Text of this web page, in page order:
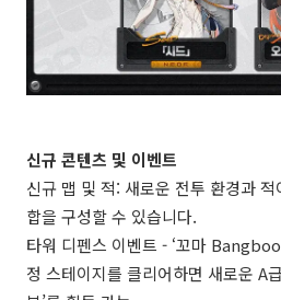
신규 콘텐츠 및 이벤트
신규 맵 및 적: 새로운 전투 환경과
합을 구성할 수 있습니다.
타워 디펜스 이벤트 - ‘꼬마
정 스테이지를 클리어하면 새로운 A